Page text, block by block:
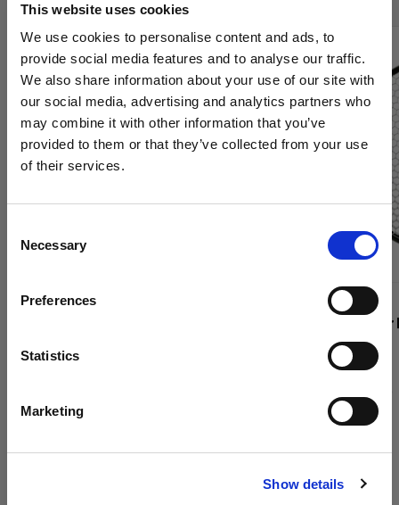
This website uses cookies
We use cookies to personalise content and ads, to
provide social media features and to analyse our traffic.
We also share information about your use of our site with
our social media, advertising and analytics partners who
may combine it with other information that you’ve
provided to them or that they’ve collected from your use
of their services.
Selection
Necessary
Preferences
Statistics
Marketing
Show details
¿Quieres actualizar tu ubicación?
United States
Visitar el sitio
GRIDS GRIDS
Grid &
$495.00